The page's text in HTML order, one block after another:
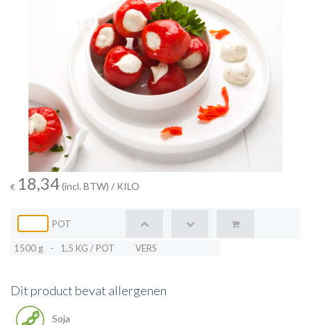
€ 18,34(incl. BTW) / KILO
POT
1500 g - 1,5 KG / POT VERS
Dit product bevat allergenen
Soja